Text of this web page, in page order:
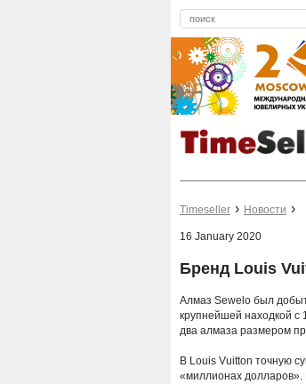
Timeseller Новости
16 January 2020
Бренд Louis
Алмаз Sewelo был
крупнейшей находкой с
два алмаза размером
В Louis Vuitton точную
«миллионах